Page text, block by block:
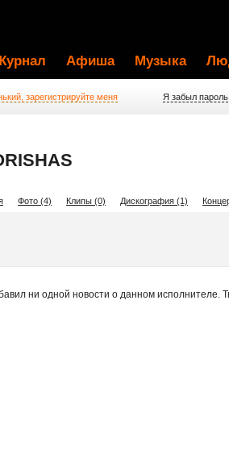
Афиша Музыка
зарегистрируйте меня Я забыл пароль
Фото (4) Клипы (0) Дискография (1)
ни одной новости о данном